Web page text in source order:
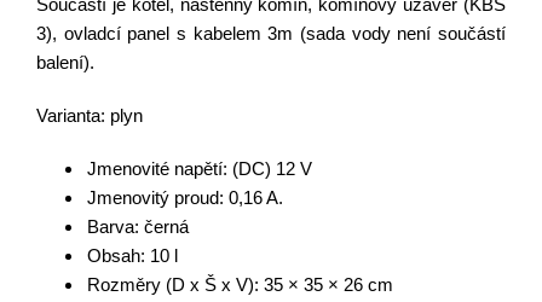
Součástí je kotel, nástěnný komín, komínový uzávěr (KBS
3), ovladcí panel s kabelem 3m (sada vody není součástí
balení).
Varianta: plyn
Jmenovité napětí: (DC) 12 V
Jmenovitý proud: 0,16 A.
Barva: černá
Obsah: 10 l
Rozměry (D x Š x V): 35 × 35 × 26 cm